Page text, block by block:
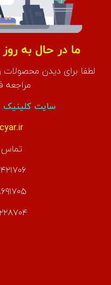
ما در حال به
لطفا برای دیدن
مراجعه
سایت کلینیک
تماس